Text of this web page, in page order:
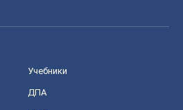
Учебники
ДПА